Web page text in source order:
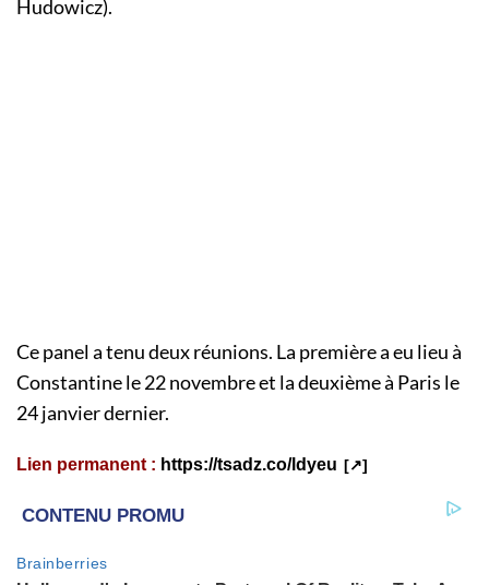
Hudowicz).
Ce panel a tenu deux réunions. La première a eu lieu à
Constantine le 22 novembre et la deuxième à Paris le
24 janvier dernier.
Lien permanent : https://tsadz.co/ldyeu